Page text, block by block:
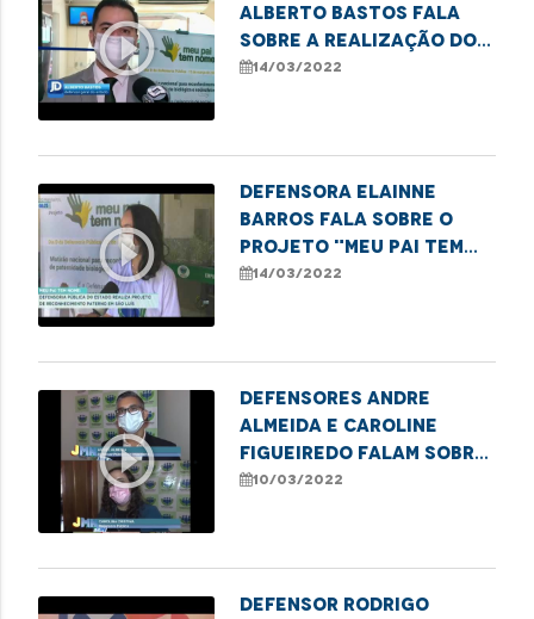
play_circle_outline
Alberto Bastos fala
sobre a realização do
mutirão de
14/03/2022
play_circle_outline
Defensora Elainne
Barros fala sobre o
projeto "Meu Pai tem
Nome" realizado no dia
14/03/2022
play_circle_outline
Defensores Andre
Almeida e Caroline
Figueiredo falam sobre
homenagem ao Dia
10/03/2022
Defensor Rodrigo